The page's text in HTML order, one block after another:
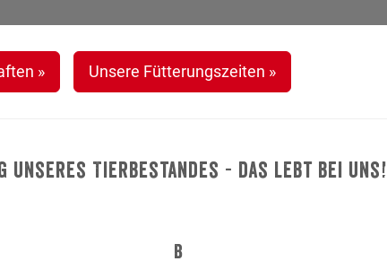
» Unsere Fütterungszeiten »
unseres Tierbestandes - das lebt bei uns!
B